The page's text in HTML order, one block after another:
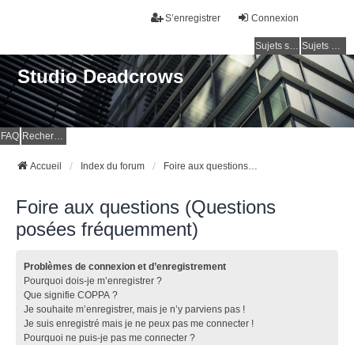
Connexion
S’enregistrer
Sujets sans réponse Sujets actifs
Studio Deadcrows
FAQ Rechercher
Accueil Index du forum Foire aux questions (Questions posées fréquemment)
Foire aux questions (Questions
posées fréquemment)
Problèmes de connexion et d’enregistrement
Pourquoi dois-je m’enregistrer ?
Que signifie COPPA ?
Je souhaite m’enregistrer, mais je n’y parviens pas !
Je suis enregistré mais je ne peux pas me connecter !
Pourquoi ne puis-je pas me connecter ?